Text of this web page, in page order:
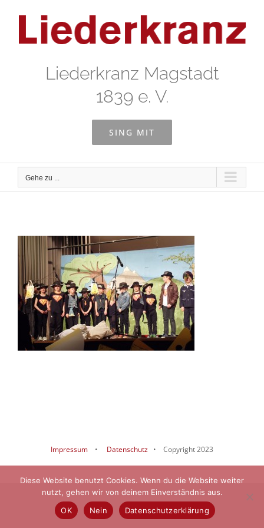
springen
Liederkranz Magstadt
1839 e. V.
SING MIT
Gehe zu ...
Impressum • Datenschutz • Copyright 2023
Diese Website benutzt Cookies. Wenn du die Website weiter
nutzt, gehen wir von deinem Einverständnis aus.
OK
Nein Datenschutzerklärung